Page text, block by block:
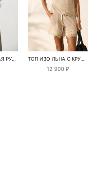
ПОЛУПРОЗРАЧНАЯ РУБАШКА С РОМАШКАМИ ТОП ИЗО ЛЬНА С КРУЖЕВОМ
12 900 ₽